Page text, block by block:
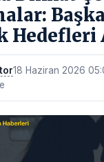
Hedefleri
18 Haziran 2026